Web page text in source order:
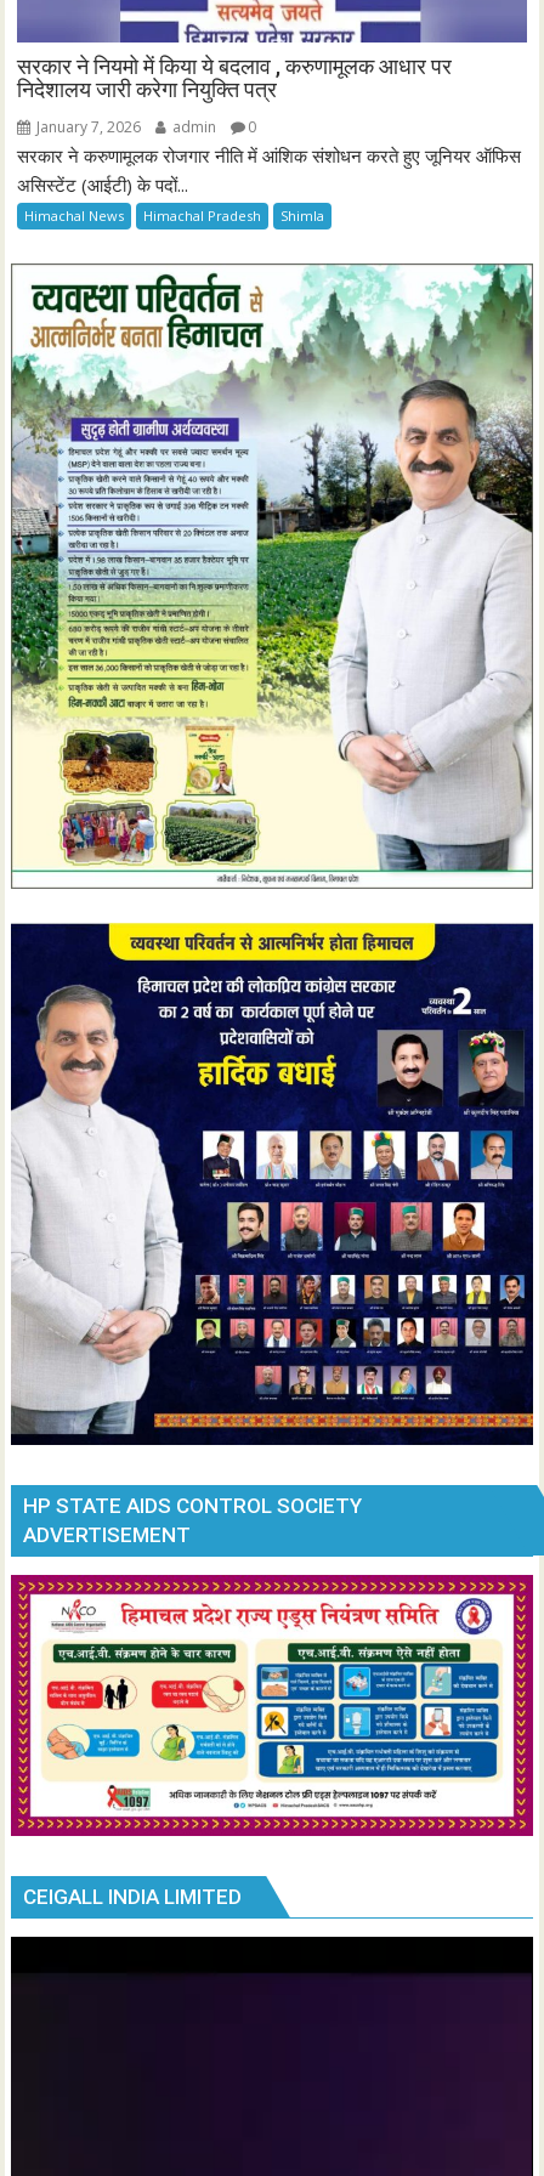
सरकार ने नियमो में किया ये बदलाव , करुणामूलक आधार पर
निदेशालय जारी करेगा नियुक्ति पत्र
January 7, 2026 admin 0
सरकार ने करुणामूलक रोजगार नीति में आंशिक संशोधन करते हुए जूनियर ऑफिस
असिस्टेंट (आईटी) के पदों...
Himachal News Himachal Pradesh Shimla
HP STATE AIDS CONTROL SOCIETY
ADVERTISEMENT
CEIGALL INDIA LIMITED